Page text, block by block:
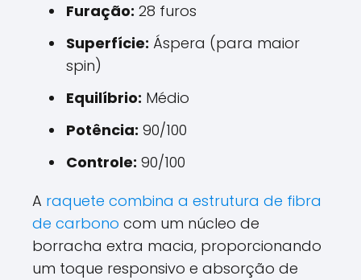
Furação: 28 furos
Superfície: Áspera (para maior
spin)
Equilíbrio: Médio
Potência: 90/100
Controle: 90/100
A raquete combina a estrutura de fibra
de carbono com um núcleo de
borracha extra macia, proporcionando
um toque responsivo e absorção de